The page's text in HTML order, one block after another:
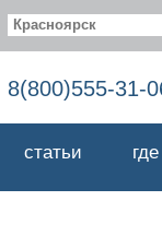
Красноярск
8(800)555-31-
статьи